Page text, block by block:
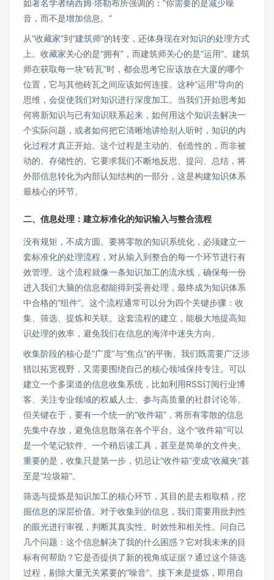
如著名学者纳西姆·塔勒布所强调的：“你需要的是减少噪
音，而不是增加信息。”
从“收藏家”到“建筑师”的转变，还体身现在对知识的处理方式
上。收藏家关心的是“拥有”，而建筑师关心的是“运用”。建筑
师在获取每一块“砖瓦”时，都会思考它应该放在大厦的哪个
位置，它与其他砖瓦之间应该如何连接。这种“运用”导向的
思维，会促使我们对知识进行深度加工。当我们开始思考如
何将新知识与已有知识联系起来，如何用这个知识去解决一
个实际问题，或者如何把它清晰地讲给别人听时，知识的内
化过程才真正开始。这个过程是主动的、创造性的，而非被
动的、存储性的。它要求我们不断地反思、提问、总结，将
外部信息转化为内部认知结构的一部分，这是构建知识体系
最核心的环节。
二、信息处理：建立标准化的知识输入与整合流程
没有规矩，不成方圆。要将零散的知识系统化，必须建立一
套标准化的处理流程，对从输入到整合的每一个环节进行有
效管理。这个流程就像一条知识加工的流水线，确保每一份
进入我们大脑的信息都能得到妥善处理，最终成为知识体系
中合格的“组件”。这个流程通常可以分为四个关键步骤：收
集、筛选、提炼和关联。这套流程的建立，能极大地提高知
识处理的效率，避免我们在信息的海洋中迷失方向。
收集阶段的核心是“广度”与“焦点”的平衡。我们既需要广泛涉
猎以拓宽视野，又需要围绕自己的核心领域保持专注。可以
建立一个多渠道的信息收集系统，比如利用RSS订阅行业博
客、关注专业领域的权威人士、参与高质量的社群讨论等。
但关键在于，要有一个统一的“收件箱”，将所有零散的信息
先集中存放，避免信息散落在各个平台。这个“收件箱”可以
是一个笔记软件、一个稍后读工具，甚至是简单的文件夹。
重要的是，收集只是第一步，切忌让“收件箱”变成“收藏夹”甚
至是“垃圾箱”。
筛选与提炼是知识加工的核心环节，其目的是去粗取精，挖
掘信息的深层价值。对于收集到的信息，我们需要用批判性
的眼光进行审视，判断其真实性、时效性和相关性。问自己
几个问题：这个信息解决了我的什么困惑？它对我未来的目
标有何帮助？它是否提供了新的视角或证据？通过这个筛选
过程，剔除大量无关紧要的“噪音”。接下来是提炼，即用自